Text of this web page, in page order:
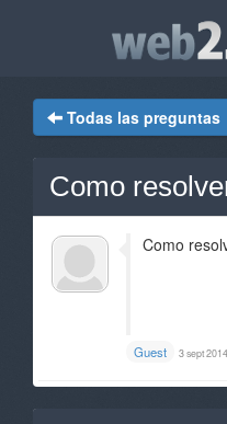
Todas las preguntas
Como
Como
Guest 3 sept 2014